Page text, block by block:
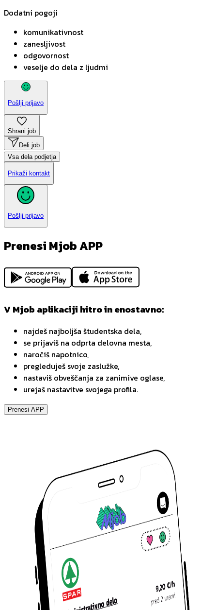
Dodatni pogoji
komunikativnost
zanesljivost
odgovornost
veselje do dela z ljudmi
Pošlji prijavo
Shrani job
Deli job
Vsa dela podjetja
Prikaži kontakt
Pošlji prijavo
Prenesi Mjob APP
V Mjob aplikaciji hitro in enostavno:
najdeš najboljša študentska dela,
se prijaviš na odprta delovna mesta,
naročiš napotnico,
pregleduješ svoje zaslužke,
nastaviš obveščanja za zanimive oglase,
urejaš nastavitve svojega profila.
Prenesi APP